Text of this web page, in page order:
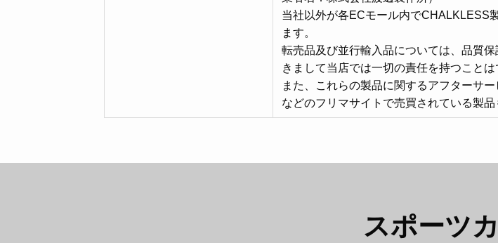
当社以外が各ECモール内でCHALKLESS
ます。
転売品及び並行輸入品については、品質
きまして当店では一切の責任を持つこと
また、これらの製品に関するアフターサ
などのフリマサイトで売買されている製品
スポーツ